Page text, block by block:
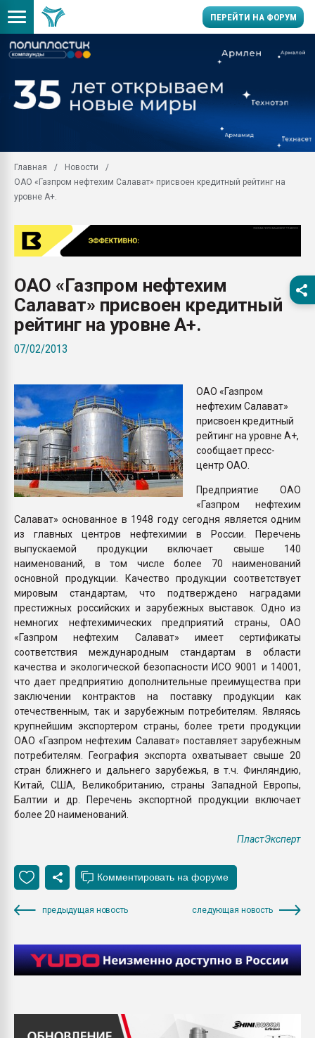
ПЕРЕЙТИ НА ФОРУМ
производство SPC
заводу пластмасс"
первый план в
28.07.2026
ситуацией на
Главная
Новости
ОАО «Газпром нефтехим Салават» присвоен кредитный рейтинг на
уровне А+.
ОАО «Газпром нефтехим
Салават» присвоен кредитный
рейтинг на уровне А+.
07/02/2013
ОАО «Газпром
нефтехим Салават»
присвоен кредитный
рейтинг на уровне А+,
сообщает пресс-
центр ОАО.
Предприятие ОАО
«Газпром нефтехим
Салават» основанное в 1948 году сегодня является одним
из главных центров нефтехимии в России. Перечень
выпускаемой продукции включает свыше 140
наименований, в том числе более 70 наименований
основной продукции. Качество продукции соответствует
мировым стандартам, что подтверждено наградами
престижных российских и зарубежных выставок. Одно из
немногих нефтехимических предприятий страны, ОАО
«Газпром нефтехим Салават» имеет сертификаты
соответствия международным стандартам в области
качества и экологической безопасности ИСО 9001 и 14001,
что дает предприятию дополнительные преимущества при
заключении контрактов на поставку продукции как
отечественным, так и зарубежным потребителям. Являясь
крупнейшим экспортером страны, более трети продукции
ОАО «Газпром нефтехим Салават» поставляет зарубежным
потребителям. География экспорта охватывает свыше 20
стран ближнего и дальнего зарубежья, в т.ч. Финляндию,
Китай, США, Великобританию, страны Западной Европы,
Балтии и др. Перечень экспортной продукции включает
более 20 наименований.
ПластЭксперт
предыдущая новость следующая новость